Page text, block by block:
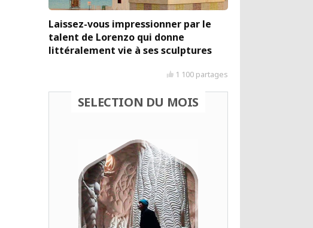
Laissez-vous impressionner par le
talent de Lorenzo qui donne
littéralement vie à ses sculptures
1 100 partages
SELECTION DU MOIS